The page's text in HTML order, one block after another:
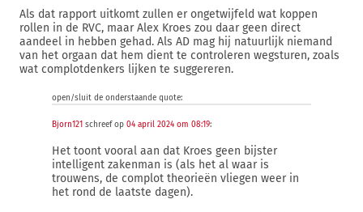
Als dat rapport uitkomt zullen er ongetwijfeld wat koppen
rollen in de RVC, maar Alex Kroes zou daar geen direct
aandeel in hebben gehad. Als AD mag hij natuurlijk niemand
van het orgaan dat hem dient te controleren wegsturen, zoals
wat complotdenkers lijken te suggereren.
open/sluit de onderstaande quote:
Bjorn121 schreef op 04 april 2024 om 08:19:
Het toont vooral aan dat Kroes geen bijster
intelligent zakenman is (als het al waar is
trouwens, de complot theorieën vliegen weer in
het rond de laatste dagen).